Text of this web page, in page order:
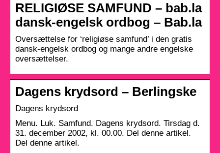
RELIGIØSE SAMFUND – bab.la
dansk-engelsk ordbog – Bab.la
Oversættelse for ‘religiøse samfund’ i den gratis
dansk-engelsk ordbog og mange andre engelske
oversættelser.
Dagens krydsord – Berlingske
Dagens krydsord
Menu. Luk. Samfund. Dagens krydsord. Tirsdag d.
31. december 2002, kl. 00.00. Del denne artikel.
Del denne artikel.